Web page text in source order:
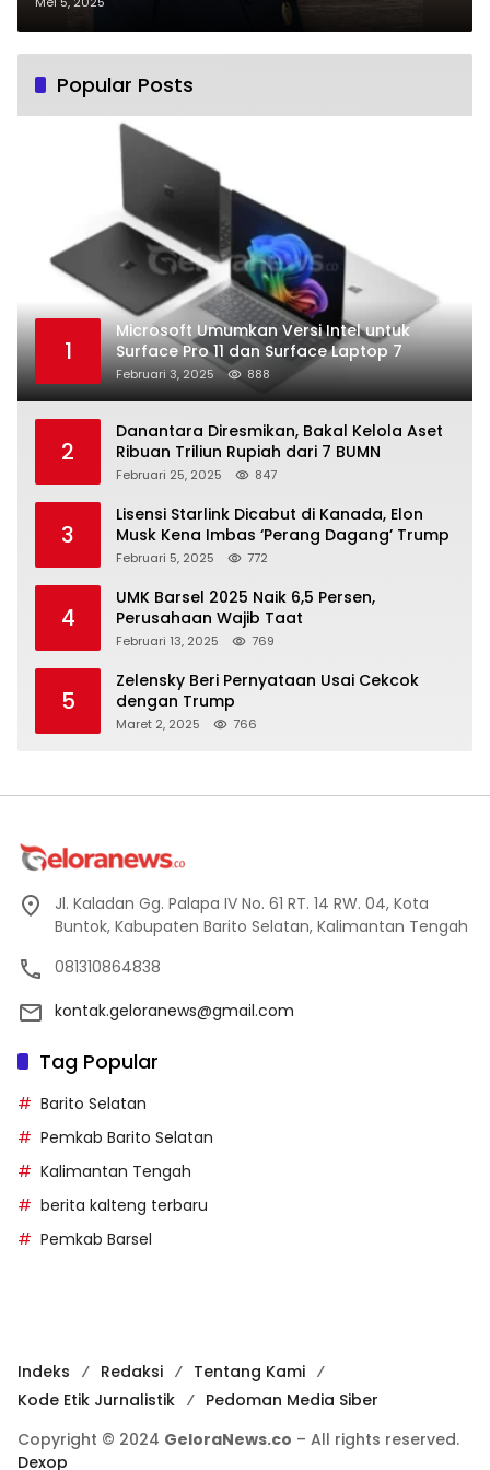
Popular Posts
1
Microsoft Umumkan Versi Intel untuk
Surface Pro 11 dan Surface Laptop 7
Februari 3, 2025 888
2
Danantara Diresmikan, Bakal Kelola Aset
Ribuan Triliun Rupiah dari 7 BUMN
Februari 25, 2025 847
3
Lisensi Starlink Dicabut di Kanada, Elon
Musk Kena Imbas ‘Perang Dagang’ Trump
Februari 5, 2025 772
4
UMK Barsel 2025 Naik 6,5 Persen,
Perusahaan Wajib Taat
Februari 13, 2025 769
5
Zelensky Beri Pernyataan Usai Cekcok
dengan Trump
Maret 2, 2025 766
Jl. Kaladan Gg. Palapa IV No. 61 RT. 14 RW. 04, Kota
Buntok, Kabupaten Barito Selatan, Kalimantan Tengah
081310864838
kontak.geloranews@gmail.com
Tag Popular
Barito Selatan
Pemkab Barito Selatan
Kalimantan Tengah
berita kalteng terbaru
Pemkab Barsel
Indeks Redaksi
Tentang Kami
Kode Etik Jurnalistik
Pedoman Media Siber
Copyright © 2024 GeloraNews.co – All rights reserved.
Dexop